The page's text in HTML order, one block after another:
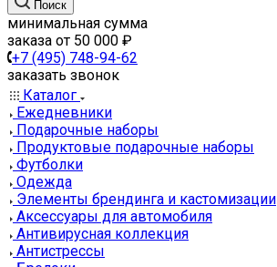
Поиск
минимальная сумма
заказа от 50 000 ₽
+7 (495) 748-94-62
заказать звонок
Каталог
Ежедневники
Подарочные наборы
Продуктовые подарочные наборы
Футболки
Одежда
Элементы брендинга и кастомизации
Аксессуары для автомобиля
Антивирусная коллекция
Антистрессы